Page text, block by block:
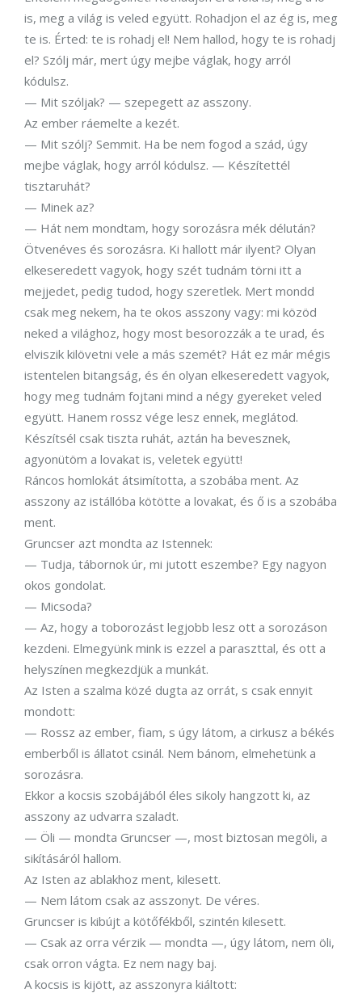
is, meg a világ is veled együtt. Rohadjon el az ég is, meg
te is. Érted: te is rohadj el! Nem hallod, hogy te is rohadj
el? Szólj már, mert úgy mejbe váglak, hogy arról
kódulsz.
— Mit szóljak? — szepegett az asszony.
Az ember ráemelte a kezét.
— Mit szólj? Semmit. Ha be nem fogod a szád, úgy
mejbe váglak, hogy arról kódulsz. — Készítettél
tisztaruhát?
— Minek az?
— Hát nem mondtam, hogy sorozásra mék délután?
Ötvenéves és sorozásra. Ki hallott már ilyent? Olyan
elkeseredett vagyok, hogy szét tudnám törni itt a
mejjedet, pedig tudod, hogy szeretlek. Mert mondd
csak meg nekem, ha te okos asszony vagy: mi közöd
neked a világhoz, hogy most besorozzák a te urad, és
elviszik kilövetni vele a más szemét? Hát ez már mégis
istentelen bitangság, és én olyan elkeseredett vagyok,
hogy meg tudnám fojtani mind a négy gyereket veled
együtt. Hanem rossz vége lesz ennek, meglátod.
Készítsél csak tiszta ruhát, aztán ha bevesznek,
agyonütöm a lovakat is, veletek együtt!
Ráncos homlokát átsimította, a szobába ment. Az
asszony az istállóba kötötte a lovakat, és ő is a szobába
ment.
Gruncser azt mondta az Istennek:
— Tudja, tábornok úr, mi jutott eszembe? Egy nagyon
okos gondolat.
— Micsoda?
— Az, hogy a toborozást legjobb lesz ott a sorozáson
kezdeni. Elmegyünk mink is ezzel a paraszttal, és ott a
helyszínen megkezdjük a munkát.
Az Isten a szalma közé dugta az orrát, s csak ennyit
mondott:
— Rossz az ember, fiam, s úgy látom, a cirkusz a békés
emberből is állatot csinál. Nem bánom, elmehetünk a
sorozásra.
Ekkor a kocsis szobájából éles sikoly hangzott ki, az
asszony az udvarra szaladt.
— Öli — mondta Gruncser —, most biztosan megöli, a
sikításáról hallom.
Az Isten az ablakhoz ment, kilesett.
— Nem látom csak az asszonyt. De véres.
Gruncser is kibújt a kötőfékből, szintén kilesett.
— Csak az orra vérzik — mondta —, úgy látom, nem öli,
csak orron vágta. Ez nem nagy baj.
A kocsis is kijött, az asszonyra kiáltott: